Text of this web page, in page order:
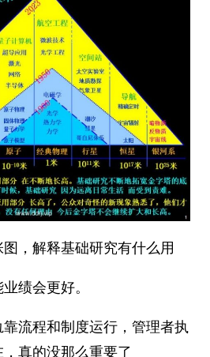
，解释基础研究有什么用
绩会更好。
流程和制度运行，管理者执
真的没那么重要了